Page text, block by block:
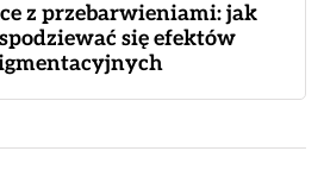
z przebarwieniami: jak
się efektów